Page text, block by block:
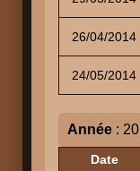
26/04/2014
24/05/2014
Année :
Date